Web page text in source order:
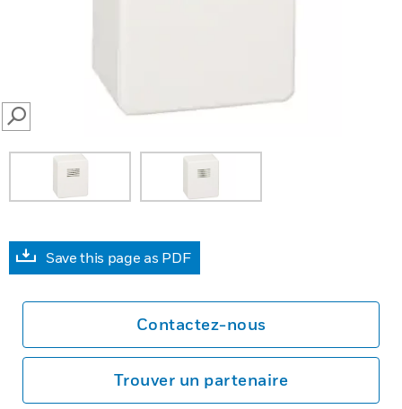
SEARCH
Save this page as PDF
Contactez-nous
Trouver un partenaire